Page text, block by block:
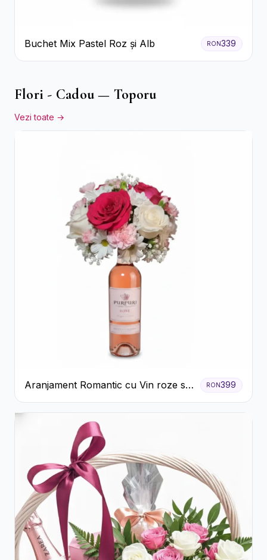
Buchet Mix Pastel Roz și Alb RON339
Flori - Cadou — Toporu
Vezi toate →
Aranjament Romantic cu Vin roze si
Flori pastel
RON399